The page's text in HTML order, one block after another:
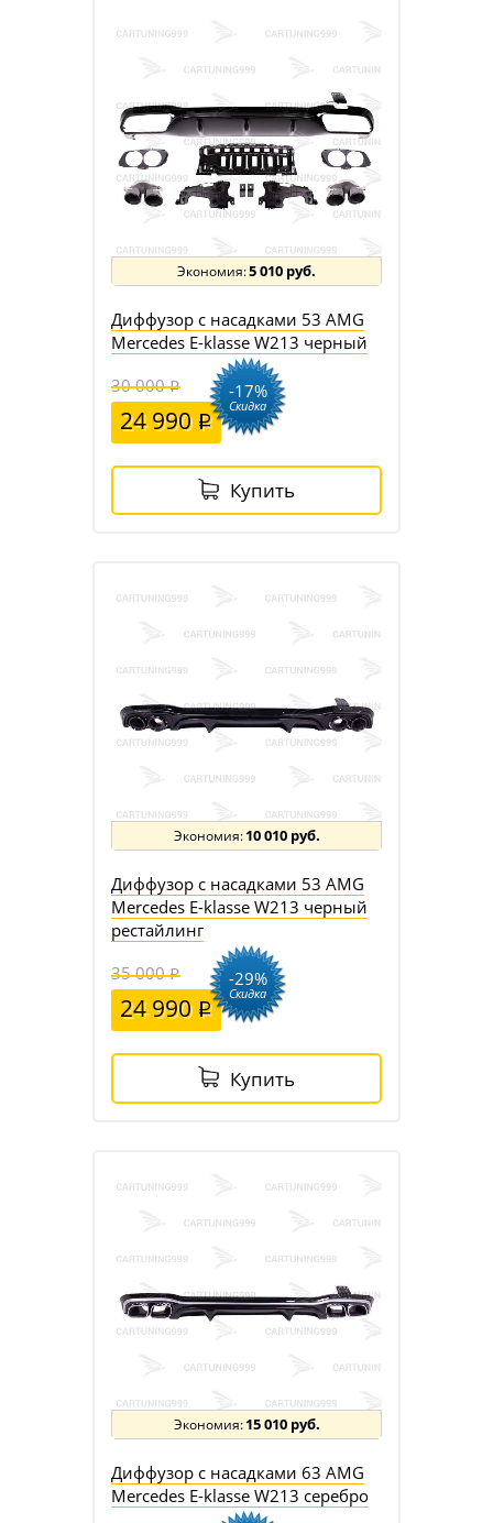
5 010 руб.
Диффузор с насадками 53 AMG
Mercedes E-klasse W213 черный
30 000
24 990
-17%
Скидка
Купить
10 010 руб.
Диффузор с насадками 53 AMG
Mercedes E-klasse W213 черный
рестайлинг
35 000
24 990
-29%
Скидка
Купить
15 010 руб.
Диффузор с насадками 63 AMG
Mercedes E-klasse W213 серебро